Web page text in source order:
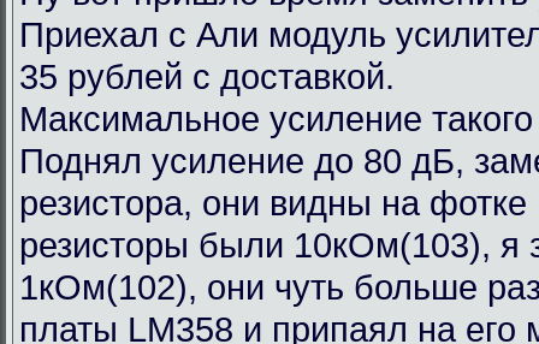
Приехал с Али модуль
35 рублей с доставкой.
Максимальное усиление
Поднял усиление до 80 дБ,
резистора, они видны на
резисторы были 10кОм(103), я
1кОм(102), они чуть больше
платы LM358 и припаял на его